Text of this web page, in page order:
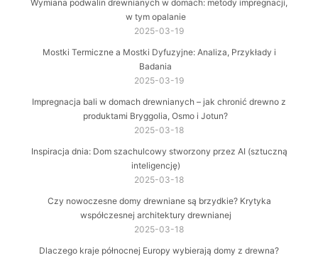
Wymiana podwalin drewnianych w domach: metody impregnacji,
w tym opalanie
2025-03-19
Mostki Termiczne a Mostki Dyfuzyjne: Analiza, Przykłady i
Badania
2025-03-19
Impregnacja bali w domach drewnianych – jak chronić drewno z
produktami Bryggolia, Osmo i Jotun?
2025-03-18
Inspiracja dnia: Dom szachulcowy stworzony przez AI (sztuczną
inteligencję)
2025-03-18
Czy nowoczesne domy drewniane są brzydkie? Krytyka
współczesnej architektury drewnianej
2025-03-18
Dlaczego kraje północnej Europy wybierają domy z drewna?